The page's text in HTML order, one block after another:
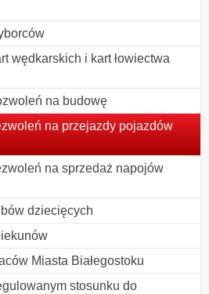
wędkarskich i kart łowiectwa
na budowę
na przejazdy pojazdów
na sprzedaż napojów
dziecięcych
Miasta Białegostoku
stosunku do